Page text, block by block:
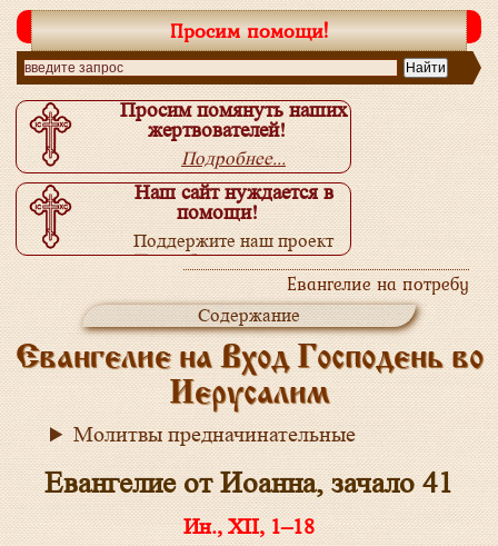
Просим помощи!
Просим помянуть наших
жертвователей!
Подробнее...
Наш сайт нуждается в
помощи!
Поддержите наш проект
Подробнее...
Евангелие на потребу
Содержание
Евангелие на Вход Господень во
Иерусалим
Молитвы предначинательные
Евангелие от Иоанна, зачало 41
Ин., XII, 1–18